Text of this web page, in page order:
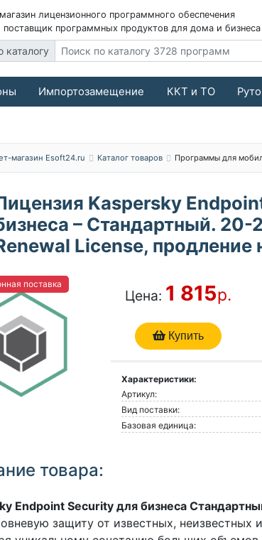
лицензионного программного обеспечения
программных продуктов для дома и бизнеса
каталогу
Импортозамещение ККТ и ТО
магазин Esoft24.ru Каталог товаров Программы для
Kaspersky
– Стандартный. 20-
License, продление
поставка
Цена: 1 815р.
Купить
Характеристики:
Артикул:
Вид поставки:
Базовая единица:
товара:
Endpoint Security для бизнеса
защиту от известных, неизвестных